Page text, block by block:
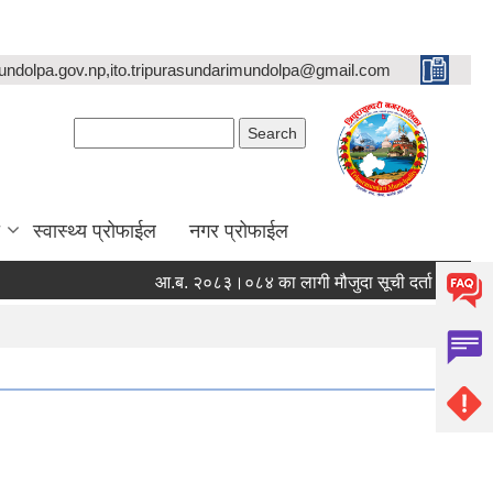
स्वास्थ्य प्रोफाईल नगर प्रोफाईल
आ.ब. २०८३।०८४ का लागी मौजुदा सूची दर्ता गर्ने सम्बन्धी